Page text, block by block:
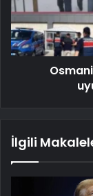
İlgili